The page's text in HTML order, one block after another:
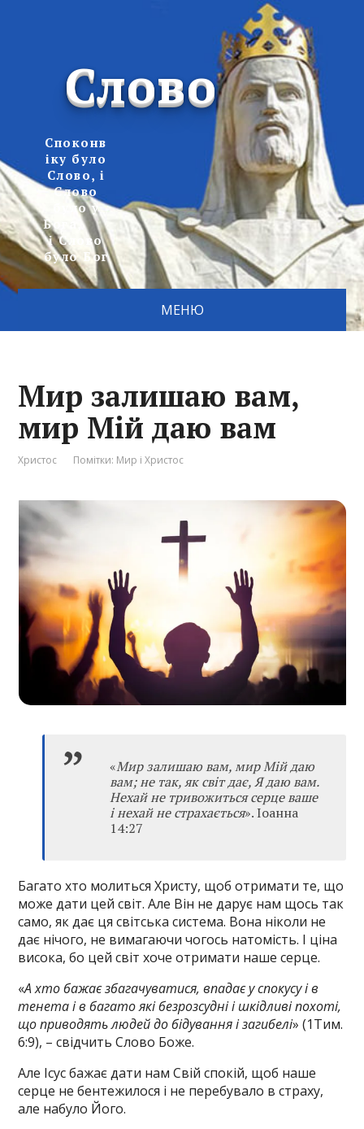
Слово
Споконв
іку було
Слово, і
Слово
було у
Бога,
і Слово
було Бог
МЕНЮ
Мир залишаю вам,
мир Мій даю вам
Христос Помітки: Мир і Христос
«Мир залишаю вам, мир Мій даю
вам; не так, як світ дає, Я даю вам.
Нехай не тривожиться серце ваше
і нехай не страхається». Іоанна
14:27
Багато хто молиться Христу, щоб отримати те, що
може дати цей світ. Але Він не дарує нам щось так
само, як дає ця світська система. Вона ніколи не
дає нічого, не вимагаючи чогось натомість. І ціна
висока, бо цей світ хоче отримати наше серце.
«А хто бажає збагачуватися‚ впадає у спокусу і в
тенета і в багато які безрозсудні і шкідливі похоті,
що приводять людей до бідування і загибелі» (1Тим.
6:9), – свідчить Слово Боже.
Але Ісус бажає дати нам Свій спокій, щоб наше
серце не бентежилося і не перебувало в страху,
але набуло Його.